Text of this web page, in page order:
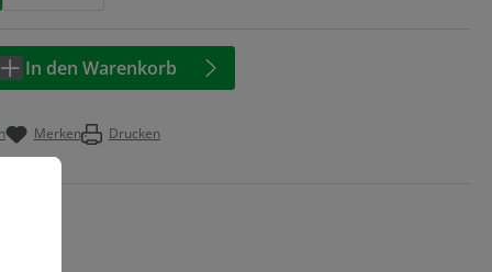
Geben Sie den gewünschten
In den Warenkorb
Merken Drucken